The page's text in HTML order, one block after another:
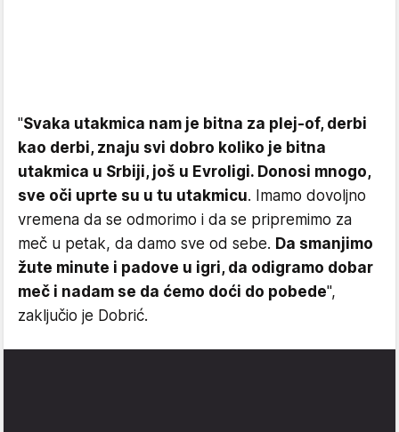
"Svaka utakmica nam je bitna za plej-of, derbi
kao derbi, znaju svi dobro koliko je bitna
utakmica u Srbiji, još u Evroligi. Donosi mnogo,
sve oči uprte su u tu utakmicu. Imamo dovoljno
vremena da se odmorimo i da se pripremimo za
meč u petak, da damo sve od sebe. Da smanjimo
žute minute i padove u igri, da odigramo dobar
meč i nadam se da ćemo doći do pobede",
zaključio je Dobrić.